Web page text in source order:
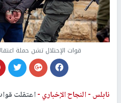
قوات الإحتلال تشن حملة
نابلس -النجاح الإخباري -اعتقلت